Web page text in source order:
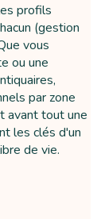
profils
(gestion
vous
ou une
par zone
avant tout une
les clés d'un
de vie.